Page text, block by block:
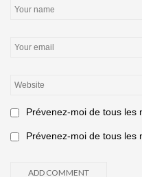
Prévenez-moi de tous les
Prévenez-moi de tous les